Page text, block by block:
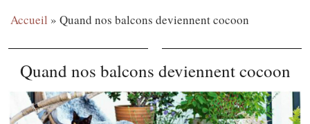
Accueil » Quand nos balcons deviennent cocoon
Quand nos balcons deviennent cocoon